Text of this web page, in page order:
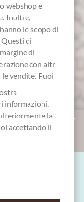
99 84
CHOCOLATS-DE-
webshop e
Inoltre,
lo scopo di
ci
di
con altri
vendite. Puoi
informazioni.
la
accettando il